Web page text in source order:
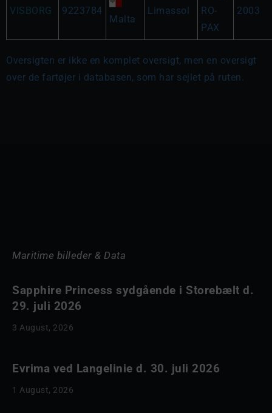
VISBORG 9223784
Malta
Limassol
RO-
PAX
2003
Oversigten er ikke en komplet oversigt, men en oversigt
over de fartøjer i databasen, som har sejlet på ruten.
Maritime billeder & Data
Sapphire Princess sydgående i Storebælt d.
29. juli 2026
3 August, 2026
Evrima ved Langelinie d. 30. juli 2026
1 August, 2026